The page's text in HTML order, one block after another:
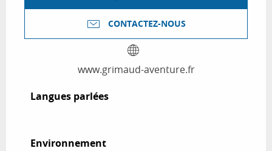
CONTACTEZ-NOUS
www.grimaud-aventure.fr
Langues parlées
Langues parlées
Environnement
Environnement